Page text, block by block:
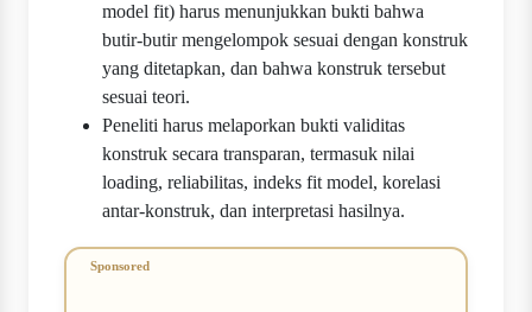
model fit) harus menunjukkan bukti bahwa
butir-butir mengelompok sesuai dengan konstruk
yang ditetapkan, dan bahwa konstruk tersebut
sesuai teori.
Peneliti harus melaporkan bukti validitas
konstruk secara transparan, termasuk nilai
loading, reliabilitas, indeks fit model, korelasi
antar-konstruk, dan interpretasi hasilnya.